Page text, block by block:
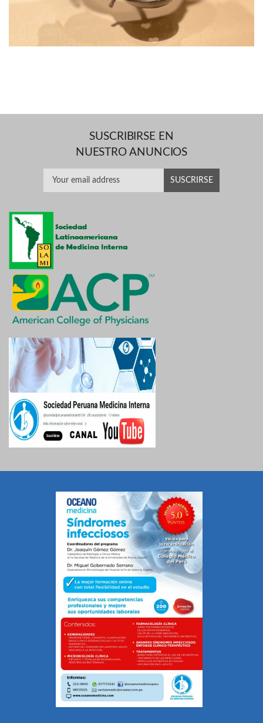
SUSCRIBIRSE EN
NUESTRO ANUNCIOS